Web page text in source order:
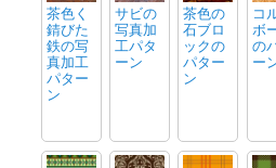
茶色く
錆びた
鉄の写
真加工
パター
ン
サビの
写真加
工パタ
ーン
茶色の
石ブロ
ックの
パター
ン
コ
ボ
の
ー